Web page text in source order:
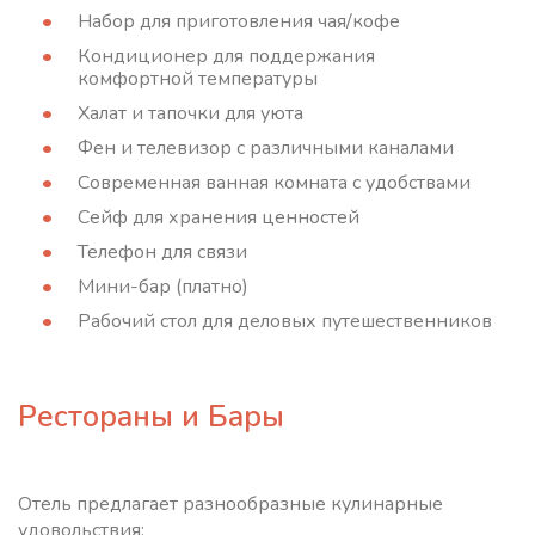
Набор для приготовления чая/кофе
Кондиционер для поддержания
комфортной температуры
Халат и тапочки для уюта
Фен и телевизор с различными каналами
Современная ванная комната с удобствами
Сейф для хранения ценностей
Телефон для связи
Мини-бар (платно)
Рабочий стол для деловых путешественников
Рестораны и Бары
Отель предлагает разнообразные кулинарные